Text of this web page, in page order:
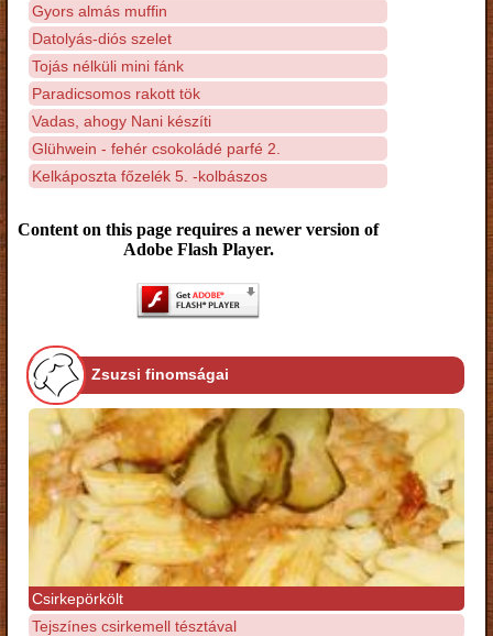
Gyors almás muffin
Datolyás-diós szelet
Tojás nélküli mini fánk
Paradicsomos rakott tök
Vadas, ahogy Nani készíti
Glühwein - fehér csokoládé parfé 2.
Kelkáposzta főzelék 5. -kolbászos
Content on this page requires a newer version of
Adobe Flash Player.
Zsuzsi finomságai
Csirkepörkölt
Tejszínes csirkemell tésztával